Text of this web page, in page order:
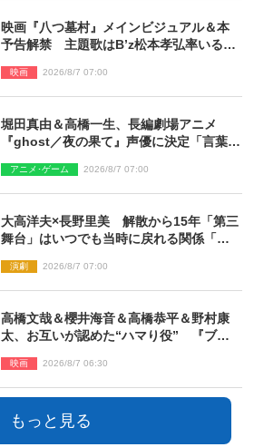
映画『八つ墓村』メインビジュアル＆本
予告解禁 主題歌はB’z松本孝弘率いる
映画 2026/8/7 07:00
堀田真由＆高橋一生、長編劇場アニメ
『ghost／夜の果て』声優に決定「言葉に
た」
アニメ･ゲーム 2026/8/7 07:00
大高洋夫×長野里美 解散から15年「第三
舞台」はいつでも当時に戻れる関係「や
演劇 2026/8/7 07:00
高橋文哉＆櫻井海音＆高橋恭平＆野村康
太、お互いが認めた“ハマり役” 『ブル
映画 2026/8/7 06:30
もっと見る